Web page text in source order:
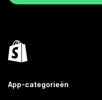
App-categorieën